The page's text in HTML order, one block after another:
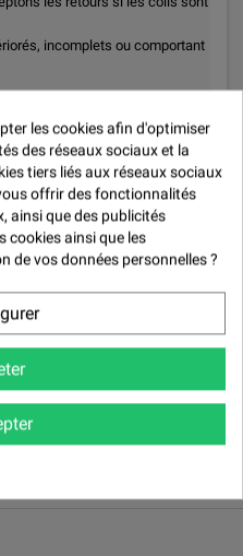
incomplets ou comportant
125 mm8 + 1 trous
pour le ponçage des vernis,
les cookies afin d'optimiser
des réseaux sociaux et la
tiers liés aux réseaux sociaux
offrir des fonctionnalités
ainsi que des publicités
cookies ainsi que les
de vos données personnelles ?